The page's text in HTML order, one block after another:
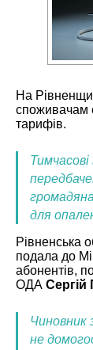
На
споживачам
тарифів.
для
Рівненська
подала до
абонентів,
ОДА Сергій
Чиновник
не